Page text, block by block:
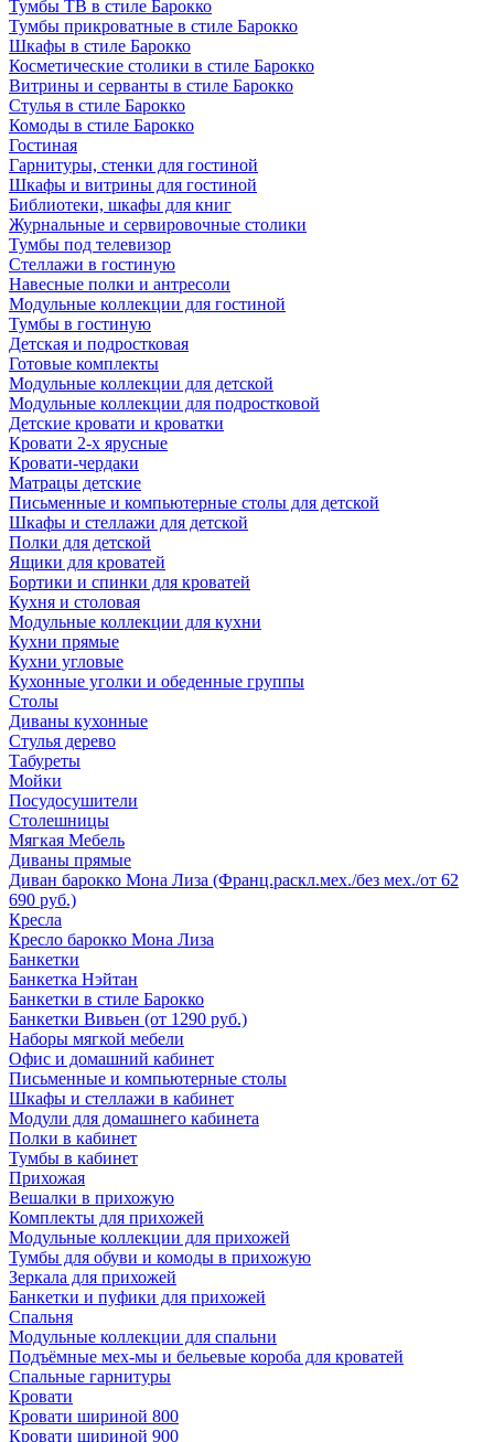
Тумбы ТВ в стиле Барокко
Тумбы прикроватные в стиле Барокко
Шкафы в стиле Барокко
Косметические столики в стиле Барокко
Витрины и серванты в стиле Барокко
Стулья в стиле Барокко
Комоды в стиле Барокко
Гостиная
Гарнитуры, стенки для гостиной
Шкафы и витрины для гостиной
Библиотеки, шкафы для книг
Журнальные и сервировочные столики
Тумбы под телевизор
Стеллажи в гостиную
Навесные полки и антресоли
Модульные коллекции для гостиной
Тумбы в гостиную
Детская и подростковая
Готовые комплекты
Модульные коллекции для детской
Модульные коллекции для подростковой
Детские кровати и кроватки
Кровати 2-х ярусные
Кровати-чердаки
Матрацы детские
Письменные и компьютерные столы для детской
Шкафы и стеллажи для детской
Полки для детской
Ящики для кроватей
Бортики и спинки для кроватей
Кухня и столовая
Модульные коллекции для кухни
Кухни прямые
Кухни угловые
Кухонные уголки и обеденные группы
Столы
Диваны кухонные
Стулья дерево
Табуреты
Мойки
Посудосушители
Столешницы
Мягкая Мебель
Диваны прямые
Диван барокко Мона Лиза (Франц.раскл.мех./без мех./от 62
690 руб.)
Кресла
Кресло барокко Мона Лиза
Банкетки
Банкетка Нэйтан
Банкетки в стиле Барокко
Банкетки Вивьен (от 1290 руб.)
Наборы мягкой мебели
Офис и домашний кабинет
Письменные и компьютерные столы
Шкафы и стеллажи в кабинет
Модули для домашнего кабинета
Полки в кабинет
Тумбы в кабинет
Прихожая
Вешалки в прихожую
Комплекты для прихожей
Модульные коллекции для прихожей
Тумбы для обуви и комоды в прихожую
Зеркала для прихожей
Банкетки и пуфики для прихожей
Спальня
Модульные коллекции для спальни
Подъёмные мех-мы и бельевые короба для кроватей
Спальные гарнитуры
Кровати
Кровати шириной 800
Кровати шириной 900